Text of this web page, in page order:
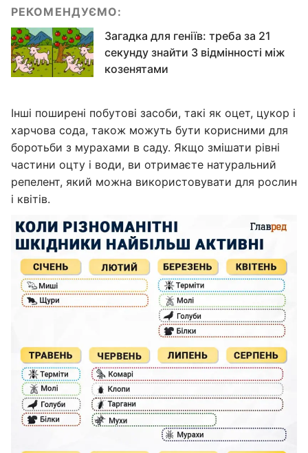
РЕКОМЕНДУЄМО:
Загадка для геніїв: треба за 21
секунду знайти 3 відмінності між
козенятами
Інші поширені побутові засоби, такі як оцет, цукор і
харчова сода, також можуть бути корисними для
боротьби з мурахами в саду. Якщо змішати рівні
частини оцту і води, ви отримаєте натуральний
репелент, який можна використовувати для рослин
і квітів.